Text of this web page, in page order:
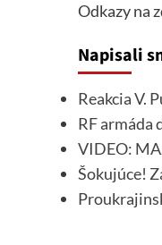
Odkazy na
Napisali
Reakcia V.
RF armáda
VIDEO:
Šokujúce!